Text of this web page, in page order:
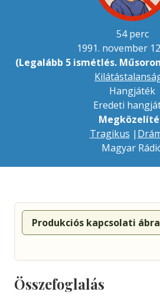
54 perc
1991. november
(Legalább 5 ismétlés.
Hangjáték
Eredeti
Tragikus |
Magyar
Produkciós kapcsolati
Összefoglalás